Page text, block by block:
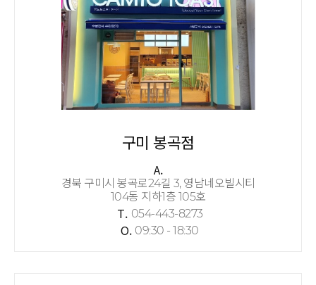
구미 봉곡점
A.
경북 구미시 봉곡로24길 3, 영남네오빌시티
104동 지하1층 105호
T. 054-443-8273
O. 09:30 - 18:30